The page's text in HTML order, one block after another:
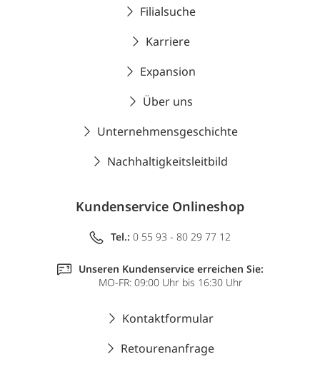
Filialsuche
Karriere
Expansion
Über uns
Unternehmensgeschichte
Nachhaltigkeitsleitbild
Kundenservice Onlineshop
Tel.: 0 55 93 - 80 29 77 12
Unseren Kundenservice erreichen Sie:
MO-FR: 09:00 Uhr bis 16:30 Uhr
Kontaktformular
Retourenanfrage